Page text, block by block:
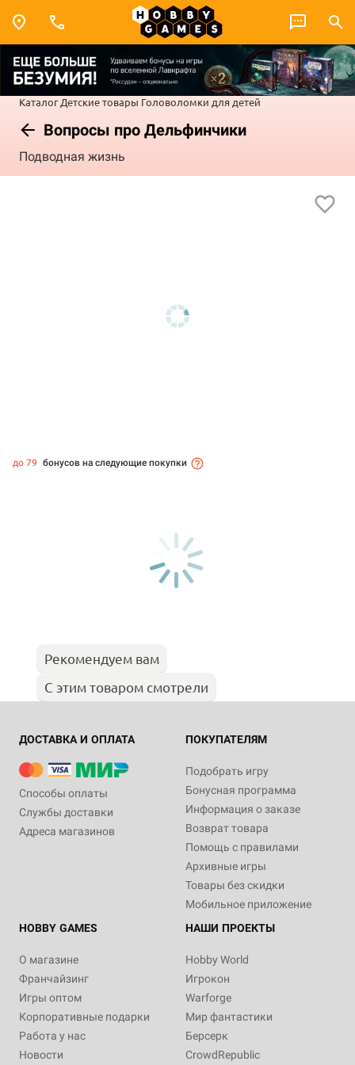
Каталог Детские товары Головоломки для детей
Вопросы про Дельфинчики
Подводная жизнь
до 79 бонусов на следующие покупки
Рекомендуем вам
С этим товаром смотрели
ДОСТАВКА И ОПЛАТА
Способы оплаты
Службы доставки
Адреса магазинов
ПОКУПАТЕЛЯМ
Подобрать игру
Бонусная программа
Информация о заказе
Возврат товара
Помощь с правилами
Архивные игры
Товары без скидки
Мобильное приложение
HOBBY GAMES
О магазине
Франчайзинг
Игры оптом
Корпоративные подарки
Работа у нас
Новости
НАШИ ПРОЕКТЫ
Hobby World
Игрокон
Warforge
Мир фантастики
Берсерк
CrowdRepublic